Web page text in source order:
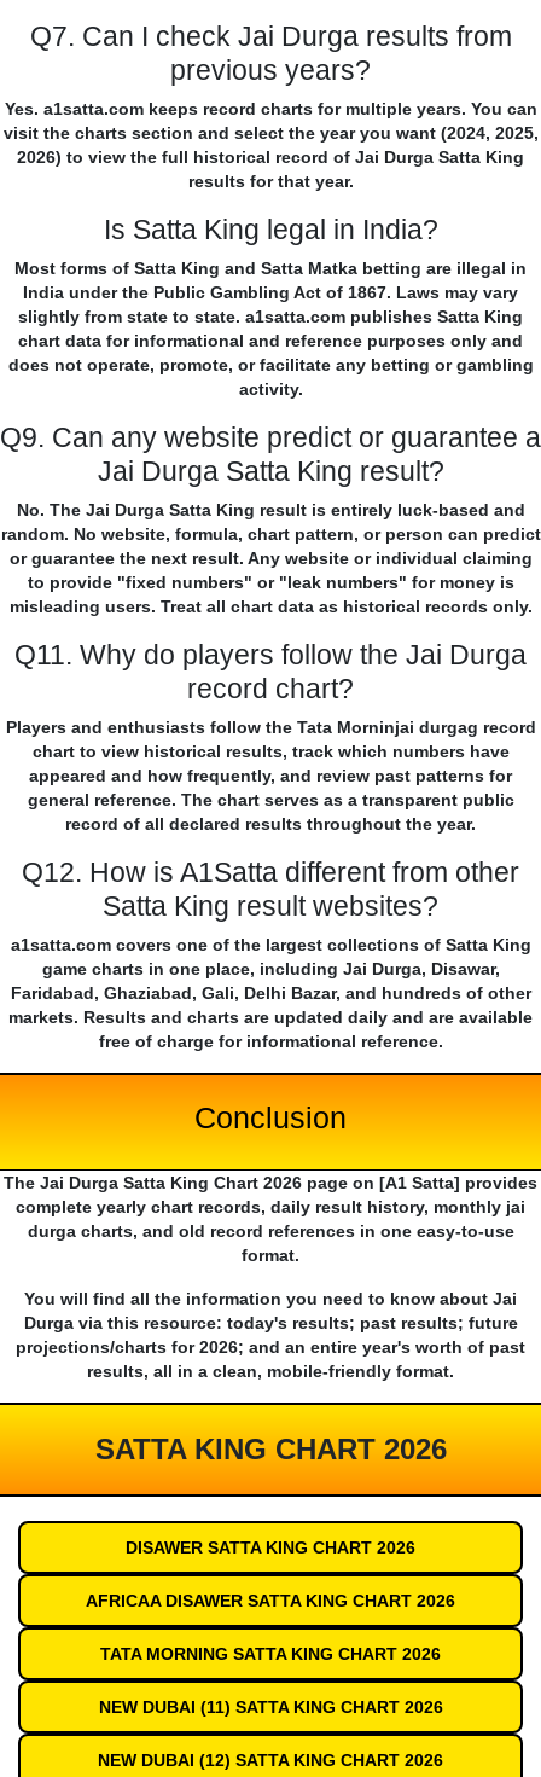
Q7. Can I check Jai Durga results from
previous years?
Yes. a1satta.com keeps record charts for multiple years. You can
visit the charts section and select the year you want (2024, 2025,
2026) to view the full historical record of Jai Durga Satta King
results for that year.
Is Satta King legal in India?
Most forms of Satta King and Satta Matka betting are illegal in
India under the Public Gambling Act of 1867. Laws may vary
slightly from state to state. a1satta.com publishes Satta King
chart data for informational and reference purposes only and
does not operate, promote, or facilitate any betting or gambling
activity.
Q9. Can any website predict or guarantee a
Jai Durga Satta King result?
No. The Jai Durga Satta King result is entirely luck-based and
random. No website, formula, chart pattern, or person can predict
or guarantee the next result. Any website or individual claiming
to provide "fixed numbers" or "leak numbers" for money is
misleading users. Treat all chart data as historical records only.
Q11. Why do players follow the Jai Durga
record chart?
Players and enthusiasts follow the Tata Morninjai durgag record
chart to view historical results, track which numbers have
appeared and how frequently, and review past patterns for
general reference. The chart serves as a transparent public
record of all declared results throughout the year.
Q12. How is A1Satta different from other
Satta King result websites?
a1satta.com covers one of the largest collections of Satta King
game charts in one place, including Jai Durga, Disawar,
Faridabad, Ghaziabad, Gali, Delhi Bazar, and hundreds of other
markets. Results and charts are updated daily and are available
free of charge for informational reference.
Conclusion
The Jai Durga Satta King Chart 2026 page on [A1 Satta] provides
complete yearly chart records, daily result history, monthly jai
durga charts, and old record references in one easy-to-use
format.
You will find all the information you need to know about Jai
Durga via this resource: today's results; past results; future
projections/charts for 2026; and an entire year's worth of past
results, all in a clean, mobile-friendly format.
SATTA KING CHART 2026
DISAWER SATTA KING CHART 2026
AFRICAA DISAWER SATTA KING CHART 2026
TATA MORNING SATTA KING CHART 2026
NEW DUBAI (11) SATTA KING CHART 2026
NEW DUBAI (12) SATTA KING CHART 2026